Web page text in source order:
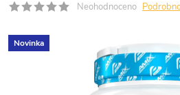
Neohodnoceno
Novinka